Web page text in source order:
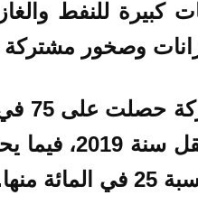
كبيرة للنفط
وصخور مشتركة
في هذا
منها.